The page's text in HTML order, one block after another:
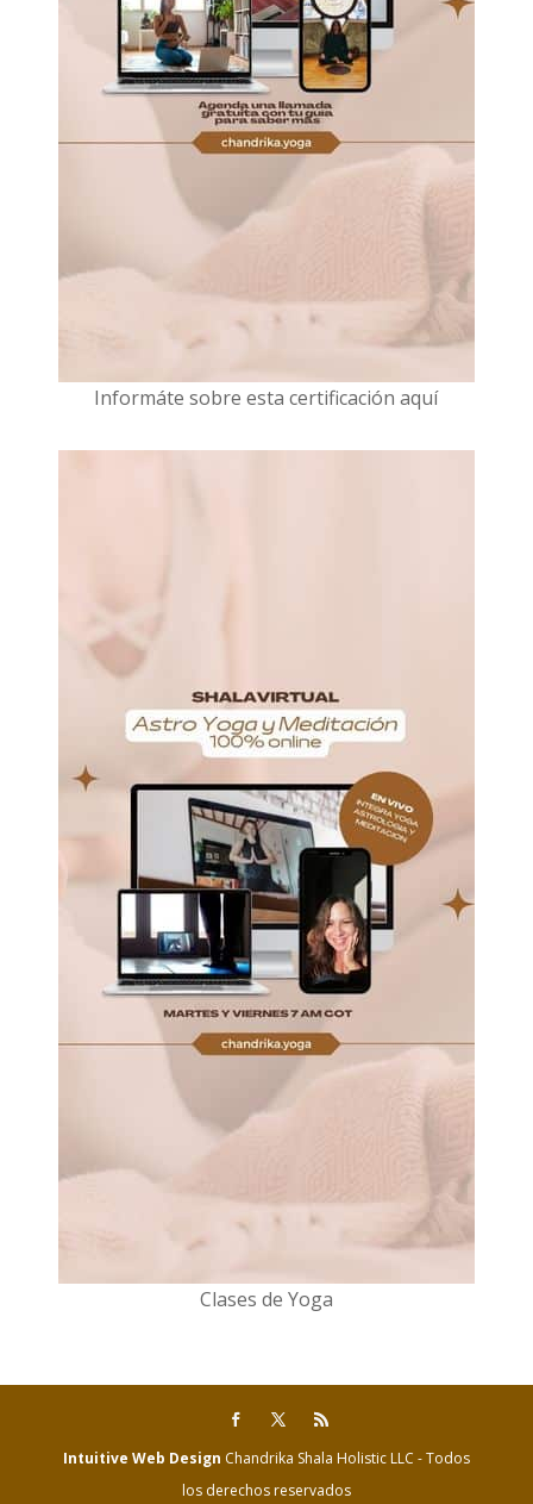
Informáte sobre esta certificación aquí
Clases de Yoga
Intuitive Web Design Chandrika Shala Holistic LLC - Todos
los derechos reservados